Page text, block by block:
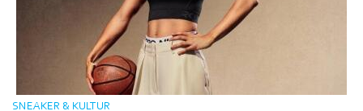
SNEAKER & KULTUR